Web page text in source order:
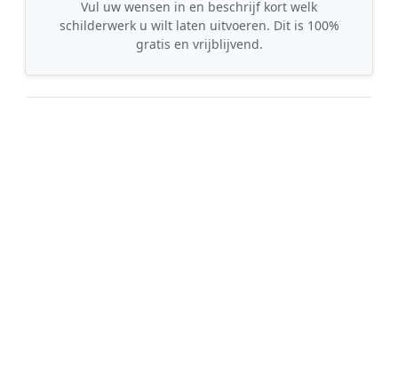
Vul uw wensen in en beschrijf kort welk
schilderwerk u wilt laten uitvoeren. Dit is 100%
gratis en vrijblijvend.